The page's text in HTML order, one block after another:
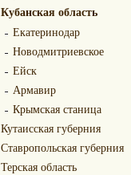
Кубанская область
Екатеринодар
Новодмитриевское
Ейск
Армавир
Крымская станица
Кутаисская губерния
Ставропольская губерния
Терская область